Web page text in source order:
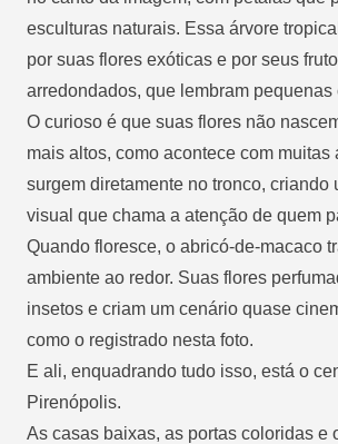
esculturas naturais. Essa árvore
por suas flores exóticas e por seus
arredondados, que lembram pequenas
O curioso é que suas flores não
mais altos, como acontece com muitas
surgem diretamente no tronco, criando
visual que chama a atenção de quem
Quando floresce, o abricó-de-macaco
ambiente ao redor. Suas flores
insetos e criam um cenário quase
como o registrado nesta foto.
E ali, enquadrando tudo isso, está o
Pirenópolis.
As casas baixas, as portas coloridas e